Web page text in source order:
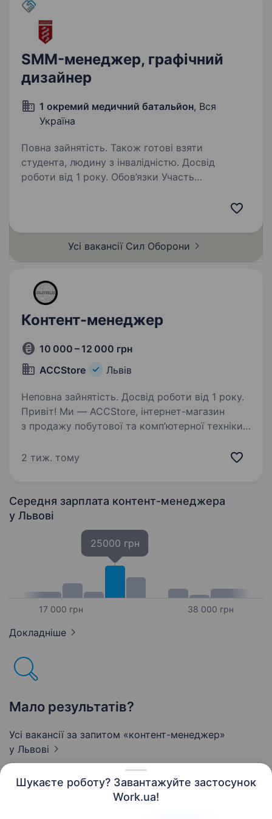
Шукаєте роботу? Завантажуйте застосунок
Work.ua!
SMM-менеджер, графічний
дизайнер
1 окремий медичний батальйон, Вся
Україна
Повна зайнятість. Також готові взяти
студента, людину з інвалідністю. Досвід
роботи від 1 року. Обов’язки Участь
Ведення соціальних мереж X та Threads
підрозділу. Взаємодія з комунікаційною…
Усі вакансії Сил Оборони
Контент-менеджер
10 000 – 12 000 грн
ACCStore
Львів
Неповна зайнятість. Досвід роботи від 1 року.
Привіт! Ми — ACCStore, інтернет-магазин
з продажу побутової та комп’ютерної техніки,
клієнтів. Якщо ти любиш створювати якісний
2 тиж. тому
Середня зарплата контент-менеджера
у Львові
17 000 грн
25000 грн
38 000 грн
Докладніше
Мало результатів?
Усі вакансії за запитом «контент-менеджер»
у Львові